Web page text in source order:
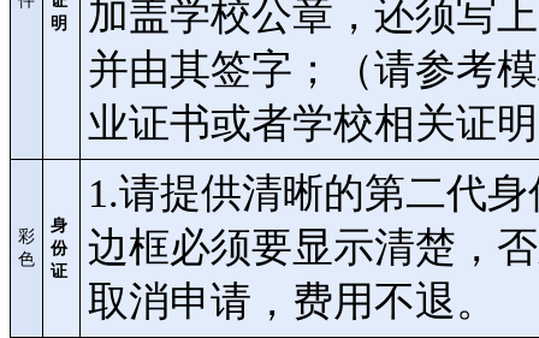
明
加盖学校公章，还须写
并由其签字；（请参考
业证书或者学校相关证
彩
色
身
份
证
1.请提供清晰的第二代
边框必须要显示清楚，
取消申请，费用不退。